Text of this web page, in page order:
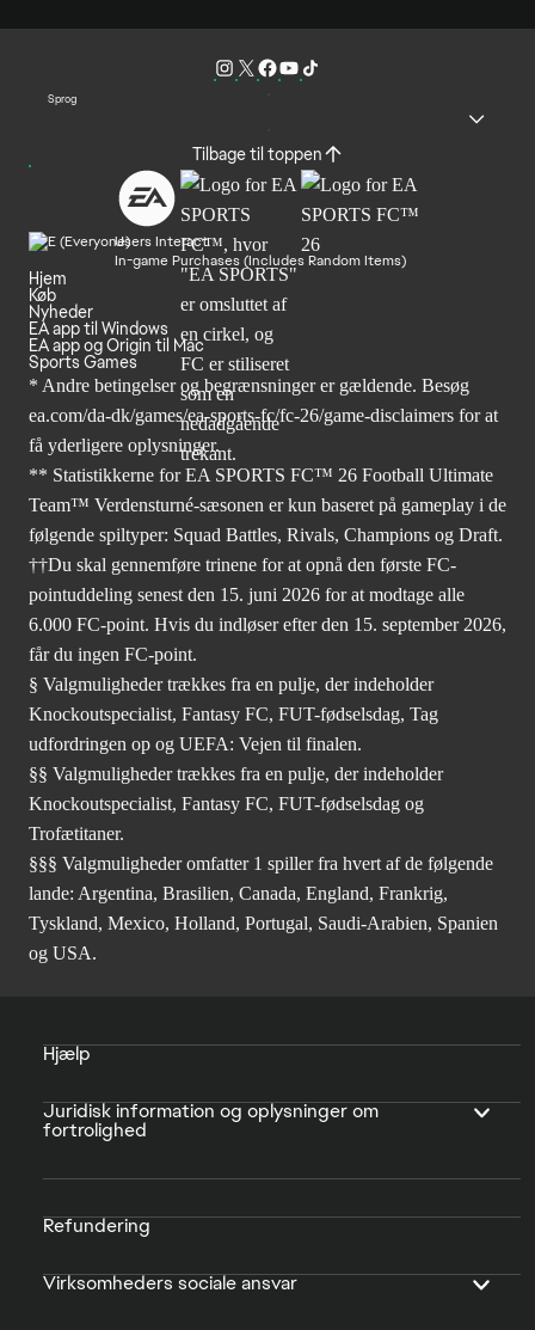
Sprog
Tilbage til toppen
Users Interact
In-game Purchases (Includes Random Items)
Hjem
Køb
Nyheder
EA app til Windows
EA app og Origin til Mac
Sports Games
* Andre betingelser og begrænsninger er gældende. Besøg
ea.com/da-dk/games/ea-sports-fc/fc-26/game-disclaimers for at
få yderligere oplysninger.
** Statistikkerne for EA SPORTS FC™ 26 Football Ultimate
Team™ Verdensturné-sæsonen er kun baseret på gameplay i de
følgende spiltyper: Squad Battles, Rivals, Champions og Draft.
††Du skal gennemføre trinene for at opnå den første FC-
pointuddeling senest den 15. juni 2026 for at modtage alle
6.000 FC-point. Hvis du indløser efter den 15. september 2026,
får du ingen FC-point.
§ Valgmuligheder trækkes fra en pulje, der indeholder
Knockoutspecialist, Fantasy FC, FUT-fødselsdag, Tag
udfordringen op og UEFA: Vejen til finalen.
§§ Valgmuligheder trækkes fra en pulje, der indeholder
Knockoutspecialist, Fantasy FC, FUT-fødselsdag og
Trofætitaner.
§§§ Valgmuligheder omfatter 1 spiller fra hvert af de følgende
lande: Argentina, Brasilien, Canada, England, Frankrig,
Tyskland, Mexico, Holland, Portugal, Saudi-Arabien, Spanien
og USA.
Hjælp
Juridisk information og oplysninger om
fortrolighed
Refundering
Virksomheders sociale ansvar